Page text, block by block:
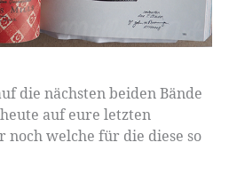
die nächsten beiden Bände
auf eure letzten
noch welche für die diese so